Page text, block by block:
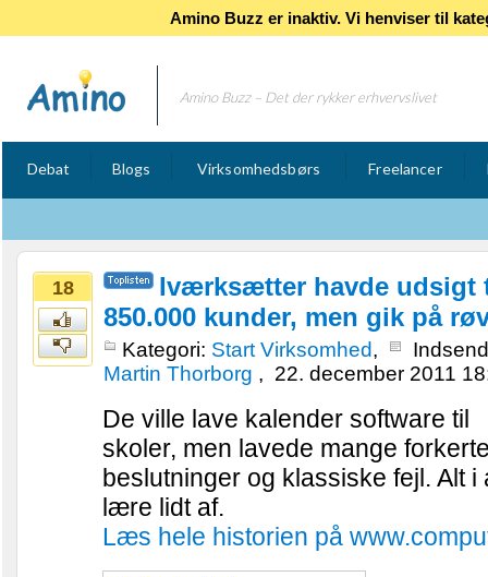
Amino Buzz er inaktiv. Vi henviser til
Amino Buzz – Det der rykker erhvervslivet
Debat Blogs Virksomhedsbørs Freelancer
18
Iværksætter havde udsigt
850.000 kunder, men gik på
Kategori: Start Virksomhed,
Martin Thorborg , 22. december 2011
De ville lave kalender software til
skoler, men lavede mange
beslutninger og klassiske fejl. Alt
lære lidt af.
Læs hele historien på